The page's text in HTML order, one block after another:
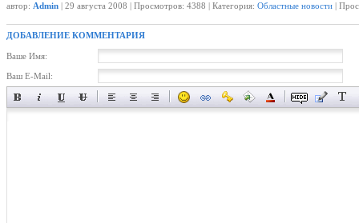
автор: Admin | 29 августа 2008 | Просмотров: 4388 | Категория: Областные новости |
ДОБАВЛЕНИЕ КОММЕНТАРИЯ
Ваше Имя:
Ваш E-Mail: